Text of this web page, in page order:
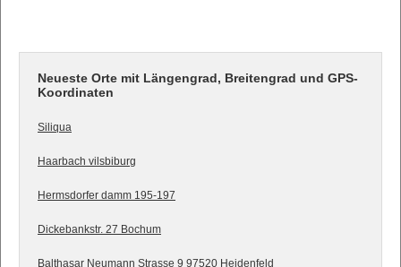
Neueste Orte mit Längengrad, Breitengrad und GPS-
Koordinaten
Siliqua
Haarbach vilsbiburg
Hermsdorfer damm 195-197
Dickebankstr. 27 Bochum
Balthasar Neumann Strasse 9 97520 Heidenfeld